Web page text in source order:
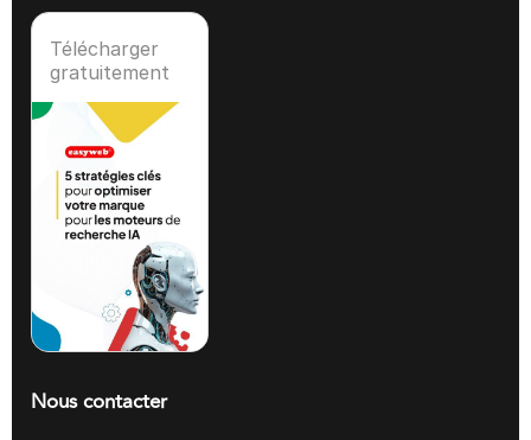
Télécharger
gratuitement
Nous contacter